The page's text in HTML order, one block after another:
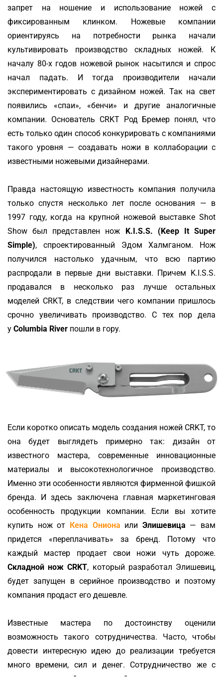
запрет на ношение и использование ножей с
фиксированным клинком. Ножевые компании
ориентируясь на потребности рынка начали
культивировать производство складных ножей. К
началу 80-х годов ножевой рынок насытился и спрос
начал падать. И тогда производители начали
экспериментировать с дизайном ножей. Так на свет
появились «спаи», «бенчи» и другие аналогичные
компании. Основатель CRKT Род Бремер понял, что
есть только один способ конкурировать с компаниями
такого уровня — создавать ножи в коллаборации с
известными ножевыми дизайнерами.
Правда настоящую известность компания получила
только спустя несколько лет после основания — в
1997 году, когда на крупной ножевой выставке Shot
Show был представлен нож K.I.S.S. (Keep It Super
Simple), спроектированный Эдом Халмганом. Нож
получился настолько удачным, что всю партию
распродали в первые дни выставки. Причем K.I.S.S.
продавался в несколько раз лучше остальных
моделей CRKT, в следствии чего компании пришлось
срочно увеличивать производство. С тех пор дела
у Columbia River пошли в гору.
Если коротко описать модель создания ножей CRKT, то
она будет выглядеть примерно так: дизайн от
известного мастера, современные инновационные
материалы и высокотехнологичное производство.
Именно эти особенности являются фирменной фишкой
бренда. И здесь заключена главная маркетинговая
особенность продукции компании. Если вы хотите
купить нож от
Кена Ониона или Элишевица — вам
придется «переплачивать» за бренд. Потому что
каждый мастер продает свои ножи чуть дороже.
Складной нож CRKT, который разработал Элишевиц,
будет запущен в серийное производство и поэтому
компания продаст его дешевле.
Известные мастера по достоинству оценили
возможность такого сотрудничества. Часто, чтобы
довести интересную идею до реализации требуется
много времени, сил и денег. Сотрудничество же с